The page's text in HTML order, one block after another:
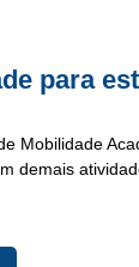
para
Mobilidade
demais